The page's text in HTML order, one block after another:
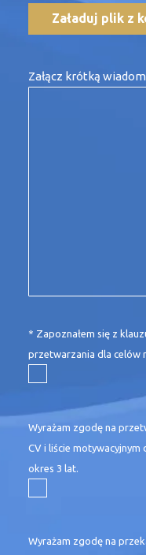
Załącz krótką
* Zapoznałem się z
przetwarzania dla celów
Wyrażam zgodę na
CV i liście motywacyjnym
okres 3 lat.
Wyrażam zgodę na